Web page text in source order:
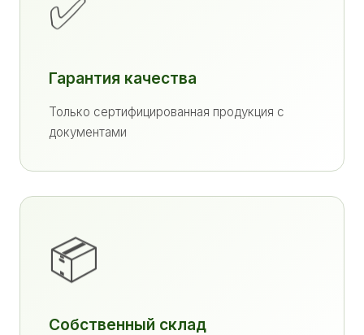
Гарантия качества
Только сертифицированная продукция с
документами
📦
Собственный склад